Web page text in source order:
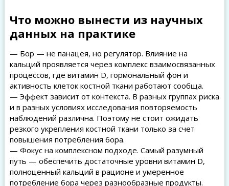
Что можно вынести из научных
данных на практике
— Бор — не панацея, но регулятор. Влияние на
кальций проявляется через комплекс взаимосвязанных
процессов, где витамин D, гормональный фон и
активность клеток костной ткани работают сообща.
— Эффект зависит от контекста. В разных группах риска
и в разных условиях исследования повторяемость
наблюдений различна. Поэтому не стоит ожидать
резкого укрепления костной ткани только за счет
повышения потребления бора.
— Фокус на комплексном подходе. Самый разумный
путь — обеспечить достаточные уровни витамин D,
полноценный кальций в рационе и умеренное
потребление бора через разнообразные продукты.